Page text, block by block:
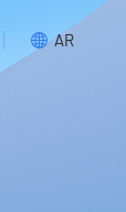
AR